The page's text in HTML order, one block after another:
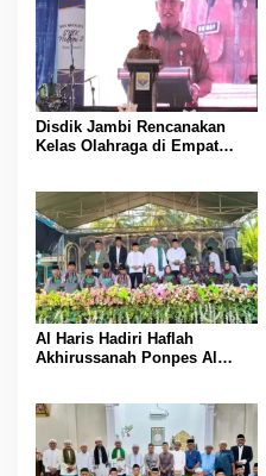
Disdik Jambi Rencanakan
Kelas Olahraga di Empat
Al Haris Hadiri Haflah
Akhirussanah Ponpes Al